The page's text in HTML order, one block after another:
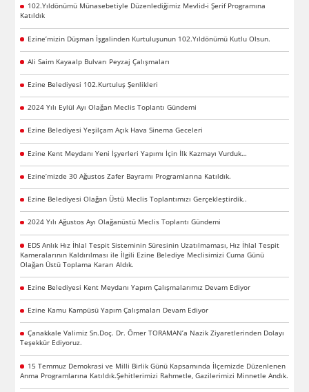
102.Yıldönümü Münasebetiyle Düzenlediğimiz Mevlid-i Şerif Programına
Katıldık
Ezine’mizin Düşman İşgalinden Kurtuluşunun 102.Yıldönümü Kutlu Olsun.
Ali Saim Kayaalp Bulvarı Peyzaj Çalışmaları
Ezine Belediyesi 102.Kurtuluş Şenlikleri
2024 Yılı Eylül Ayı Olağan Meclis Toplantı Gündemi
Ezine Belediyesi Yeşilçam Açık Hava Sinema Geceleri
Ezine Kent Meydanı Yeni İşyerleri Yapımı İçin İlk Kazmayı Vurduk…
Ezine’mizde 30 Ağustos Zafer Bayramı Programlarına Katıldık.
Ezine Belediyesi Olağan Üstü Meclis Toplantımızı Gerçekleştirdik..
2024 Yılı Ağustos Ayı Olağanüstü Meclis Toplantı Gündemi
EDS Anlık Hız İhlal Tespit Sisteminin Süresinin Uzatılmaması, Hız İhlal Tespit
Kameralarının Kaldırılması ile İlgili Ezine Belediye Meclisimizi Cuma Günü
Olağan Üstü Toplama Kararı Aldık.
Ezine Belediyesi Kent Meydanı Yapım Çalışmalarımız Devam Ediyor
Ezine Kamu Kampüsü Yapım Çalışmaları Devam Ediyor
Çanakkale Valimiz Sn.Doç. Dr. Ömer TORAMAN’a Nazik Ziyaretlerinden Dolayı
Teşekkür Ediyoruz.
15 Temmuz Demokrasi ve Milli Birlik Günü Kapsamında İlçemizde Düzenlenen
Anma Programlarına Katıldık.Şehitlerimizi Rahmetle, Gazilerimizi Minnetle Andık.